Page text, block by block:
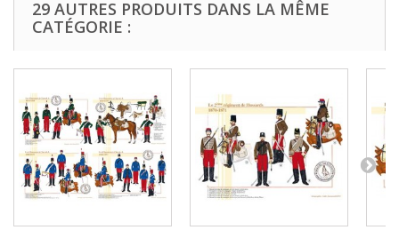
29 AUTRES PRODUITS DANS LA MÊME
CATÉGORIE :